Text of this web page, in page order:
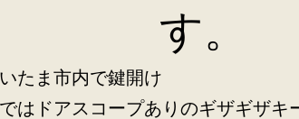
す。
たま市内で鍵開け
はドアスコープありのギザギザキ